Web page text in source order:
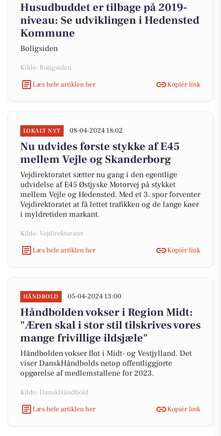
Husudbuddet er tilbage på 2019-
niveau: Se udviklingen i Hedensted
Kommune
Boligsiden
Kilde: Boligsiden
Læs hele artiklen her
Kopiér link
LOKALT NYT 08-04-2024 18:02
Nu udvides første stykke af E45
mellem Vejle og Skanderborg
Vejdirektoratet sætter nu gang i den egentlige
udvidelse af E45 Østjyske Motorvej på stykket
mellem Vejle og Hedensted. Med et 3. spor forventer
Vejdirektoratet at få lettet trafikken og de lange køer
i myldretiden markant.
Kilde: Vejdirektoratet
Læs hele artiklen her
Kopiér link
HÅNDBOLD 05-04-2024 13:00
Håndbolden vokser i Region Midt:
"Æren skal i stor stil tilskrives vores
mange frivillige ildsjæle"
Håndbolden vokser flot i Midt- og Vestjylland. Det
viser DanskHåndbolds netop offentliggjorte
opgørelse af medlemstallene for 2023.
Kilde: DanskHåndbold
Læs hele artiklen her
Kopiér link